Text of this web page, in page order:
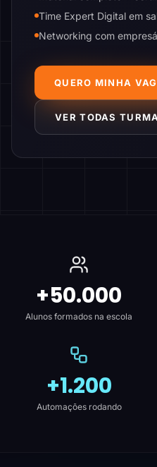
Time Expert Digital em
Networking com
QUERO MINHA
VER TODAS
+50.000
Alunos formados na escola
+1.200
Automações rodando